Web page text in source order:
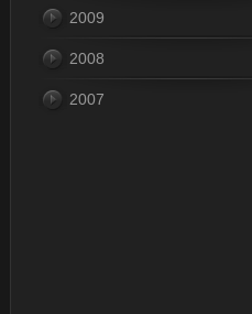
2009
2008
2007